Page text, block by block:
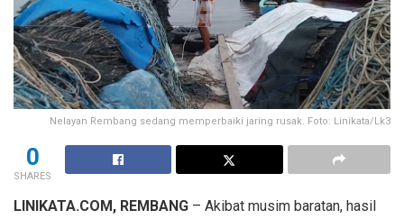
Nelayan Rembang sedang memperbaiki jaring rusak. Foto: Linikata/Lk3
0
SHARES
LINIKATA.COM, REMBANG – Akibat musim baratan, hasil